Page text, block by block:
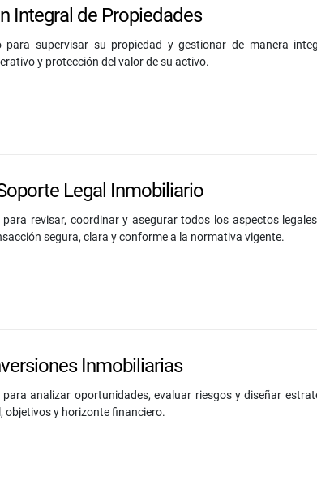
Integral de Propiedades
para supervisar su propiedad y gestionar de manera
y protección del valor de su activo.
Legal Inmobiliario
para revisar, coordinar y asegurar todos los aspectos
segura, clara y conforme a la normativa vigente.
Inmobiliarias
para analizar oportunidades, evaluar riesgos y diseñar
objetivos y horizonte financiero.